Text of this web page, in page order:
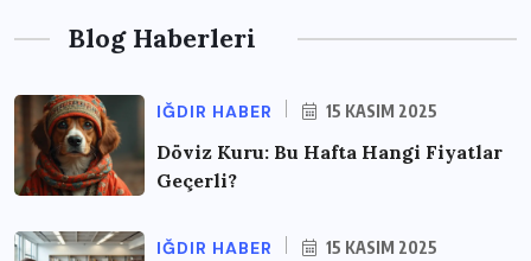
Blog Haberleri
IĞDIR HABER 15 KASIM 2025
Döviz Kuru: Bu Hafta Hangi Fiyatlar
Geçerli?
IĞDIR HABER 15 KASIM 2025